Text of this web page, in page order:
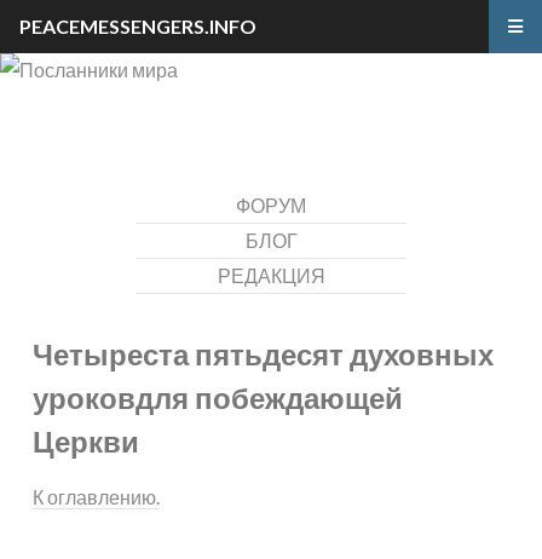
ФОРУМ
БЛОГ
РЕДАКЦИЯ
Четыреста пятьдесят духовных
уроковдля побеждающей
Церкви
К оглавлению.
PEACEMESSENGERS.INFO